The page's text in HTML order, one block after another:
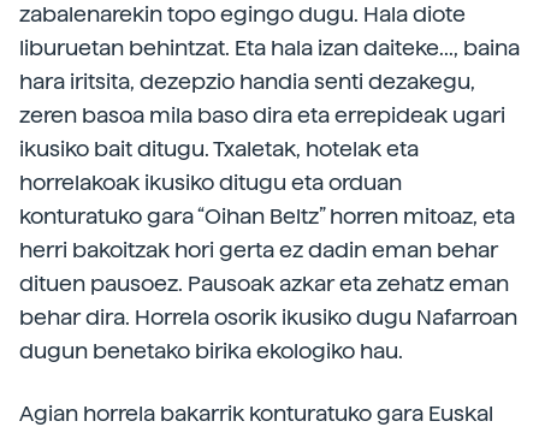
zabalenarekin topo egingo dugu. Hala diote
liburuetan behintzat. Eta hala izan daiteke..., baina
hara iritsita, dezepzio handia senti dezakegu,
zeren basoa mila baso dira eta errepideak ugari
ikusiko bait ditugu. Txaletak, hotelak eta
horrelakoak ikusiko ditugu eta orduan
konturatuko gara “Oihan Beltz” horren mitoaz, eta
herri bakoitzak hori gerta ez dadin eman behar
dituen pausoez. Pausoak azkar eta zehatz eman
behar dira. Horrela osorik ikusiko dugu Nafarroan
dugun benetako birika ekologiko hau.
Agian horrela bakarrik konturatuko gara Euskal